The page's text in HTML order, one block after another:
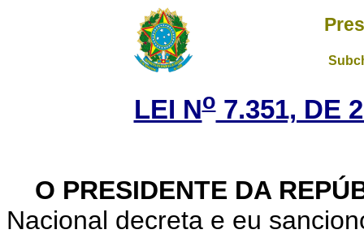
LEI No7.351, DE
O PRESIDENTE DA
Nacional decreta e eu